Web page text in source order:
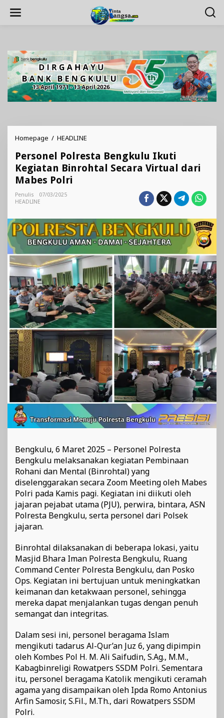
Homepage / HEADLINE
Bengkulu
Ikuti
Kegiatan
Mabes
Polri
Personel Polresta Bengkulu Ikuti
Kegiatan Binrohtal Secara Virtual dari
Mabes Polri
Penulis
07/03/2025
HEADLINE
Bengkulu, 6 Maret 2025 – Personel Polresta
Bengkulu melaksanakan kegiatan Pembinaan
Rohani dan Mental (Binrohtal) yang
diselenggarakan secara Zoom Meeting oleh Mabes
Polri pada Kamis pagi. Kegiatan ini diikuti oleh
jajaran pejabat utama (PJU), perwira, bintara, ASN
Polresta Bengkulu, serta personel dari Polsek
jajaran.
Binrohtal dilaksanakan di beberapa lokasi, yaitu
Masjid Bhara Iman Polresta Bengkulu, Ruang
Command Center Polresta Bengkulu, dan Posko
Ops. Kegiatan ini bertujuan untuk meningkatkan
keimanan dan ketakwaan personel, sehingga
mereka dapat menjalankan tugas dengan penuh
semangat dan integritas.
Dalam sesi ini, personel beragama Islam
mengikuti tadarus Al-Qur’an Juz 6, yang dipimpin
oleh Kombes Pol H. M. Ali Saifudin, S.Ag., M.M.,
Kabagbinreligi Rowatpers SSDM Polri. Sementara
itu, personel beragama Katolik mengikuti ceramah
agama yang disampaikan oleh Ipda Romo Antonius
Arfin Samosir, S.Fil., M.Th., dari Rowatpers SSDM
Polri.